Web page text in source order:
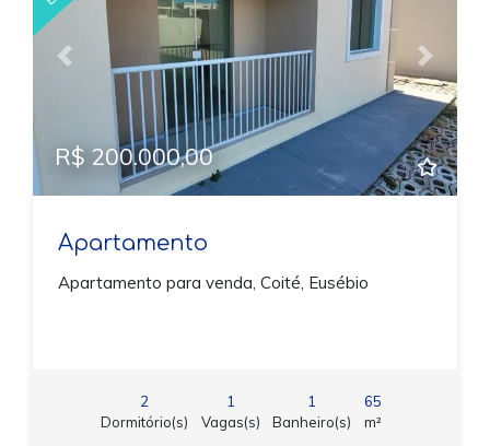
Previous Next
R$ 200.000,00
Apartamento
Apartamento para venda, Coité, Eusébio
2
Dormitório(s)
1
Vagas(s)
1
Banheiro(s)
65
m²